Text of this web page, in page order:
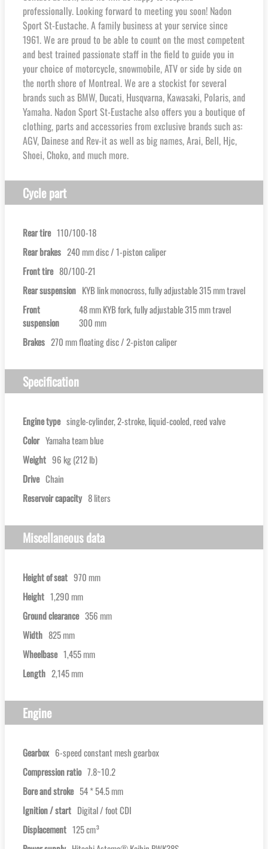
professionally. Looking forward to meeting you soon! Nadon
Sport St-Eustache. A family business at your service since
1961. We are proud to be able to count on the most competent
and best trained passionate staff in the field to guide you in
your choice of motorcycle, snowmobile, ATV or side by side on
the north shore of Montreal. We are a stockist for several
brands such as BMW, Ducati, Husqvarna, Kawasaki, Polaris, and
Yamaha. Nadon Sport St-Eustache also offers you a boutique of
clothing, parts and accessories from exclusive brands such as:
AGV, Dainese and Rev-it as well as big names, Arai, Bell, Hjc,
Shoei, Choko, and much more.
Cycle part
Rear tire 110/100-18
Rear brakes 240 mm disc / 1-piston caliper
Front tire 80/100-21
Rear suspension KYB link monocross, fully adjustable 315 mm travel
Front
suspension
48 mm KYB fork, fully adjustable 315 mm travel
300 mm
Brakes 270 mm floating disc / 2-piston caliper
Specification
Engine type single-cylinder, 2-stroke, liquid-cooled, reed valve
Color Yamaha team blue
Weight 96 kg (212 lb)
Drive Chain
Reservoir capacity 8 liters
Miscellaneous data
Height of seat 970 mm
Height 1,290 mm
Ground clearance 356 mm
Width 825 mm
Wheelbase 1,455 mm
Length 2,145 mm
Engine
Gearbox 6-speed constant mesh gearbox
Compression ratio 7.8~10.2
Bore and stroke 54 * 54.5 mm
Ignition / start Digital / foot CDI
Displacement 125 cm³